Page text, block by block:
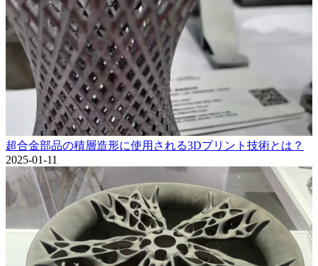
超合金部品の積層造形に使用される3Dプリント技術とは？
2025-01-11